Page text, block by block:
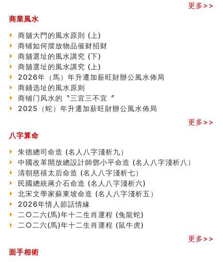
居家風水懶人包！房子煞氣怎麼看？風水禁忌有哪些？有
這樣風水的房子別�
玄空本义(六)
额相与命运
风水先生林琅仙的传说
从痣看相
姓名陰陽配置的凶吉
六爻測住宅風水 (四)
玄空本义 (五)
财务办公室风水布局
玄空本义 (四)
八字算命：女命八字里日坐伤官克夫？
六爻算卦：我俩之间是否还命中有未尽的缘分？
订婚就是定结婚日子吗
清朝慈禧太后命造 (名人八字淺析七）
玄空本义 (三)
飞灵山传说故事
命理解说：想请问什么时候能够遇到姻缘结婚？
商舖選址的風水講究 (下)
吉凶神跳上大运时的断法【四柱技巧】
刘燮鈞讲人相 手纹与命运(一)
玄空本义 (二)
更多>>
商業風水
商舖大門的風水原則 (上)
商铺如何摆放物品催财招财
商舖選址的風水講究 (下)
商舖選址的風水講究 (上)
2026年（馬）年升遷加薪旺財辦公風水佈局
商鋪选址的風水原则
商铺门风水的〝三宜三不宜〞
2025（蛇）年升遷加薪旺財辦公風水佈局
更多>>
八字算命
朱德總司命造 (名⼈⼋字淺析九）
中國改革開放總設計師鄧小平命造 (名人八字淺析八）
清朝慈禧太后命造 (名人八字淺析七）
民國總統蔣介石命造 (名人八字淺析六)
北宋文學家蘇東坡命造 (名人八字淺析五）
2026年情人節話情緣
二○二六(馬)年十二生肖運程 (兔龍蛇)
二○二六(馬)年十二生肖運程 (鼠牛虎)
更多>>
面手相術